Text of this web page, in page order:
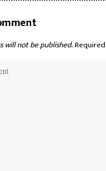
will not be published.